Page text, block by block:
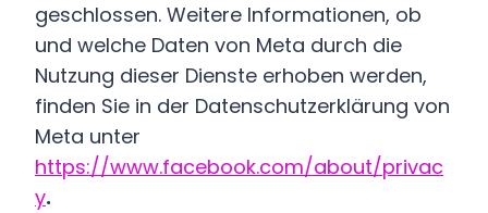
geschlossen. Weitere Informationen, ob
und welche Daten von Meta durch die
Nutzung dieser Dienste erhoben werden,
finden Sie in der Datenschutzerklärung von
Meta unter
https://www.facebook.com/about/privac
y.